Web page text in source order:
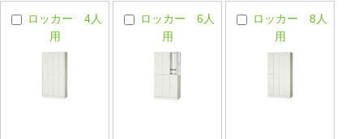
ロッカー 4人
用
ロッカー 6人
用
ロッカー 8人
用